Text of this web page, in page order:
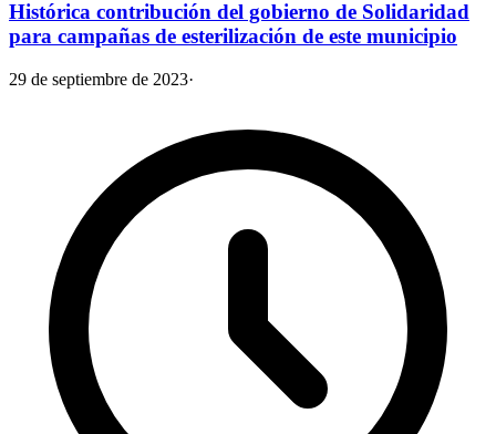
Histórica contribución del gobierno de Solidaridad
para campañas de esterilización de este municipio
29 de septiembre de 2023·